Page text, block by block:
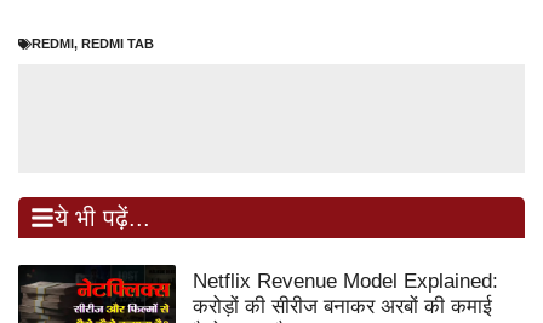
REDMI, REDMI TAB
ये भी पढ़ें...
Netflix Revenue Model Explained:
करोड़ों की सीरीज बनाकर अरबों की कमाई